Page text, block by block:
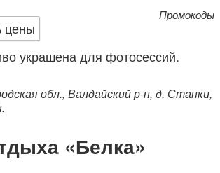
цены
Промокоды
обл., Валдайский р-н, д. Станки,
«Белка»